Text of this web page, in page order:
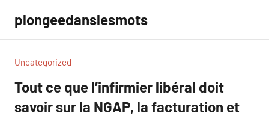
contenu
plongeedanslesmots
Uncategorized
Tout ce que l’infirmier libéral doit
savoir sur la NGAP, la facturation et